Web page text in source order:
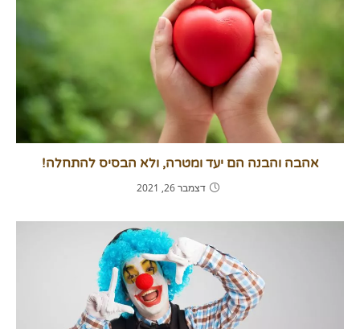
אהבה והבנה הם יעד ומטרה, ולא הבסיס להתחלה!
דצמבר 26, 2021